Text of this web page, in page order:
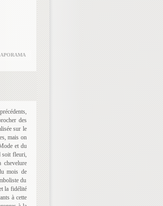
des
sur le
mais on
et du
soit fleuri,
chevelure
mois de
du
la fidélité
à cette